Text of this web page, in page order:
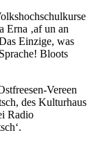
Erna ‚af un an
Einzige, was
Bloots
Vereen
des Kulturhaus
Radio